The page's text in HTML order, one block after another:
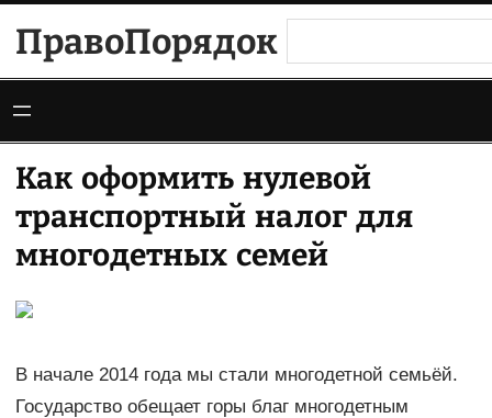
содержимому
ПравоПорядок
Как оформить нулевой
транспортный налог для
многодетных семей
В начале 2014 года мы стали многодетной семьёй.
Государство обещает горы благ многодетным